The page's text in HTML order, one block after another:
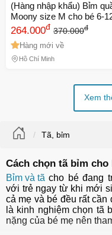
(Hàng nhập khẩu) Bỉm
Moony size M cho bé 6-
264.000đ 370.000đ
Hàng mới về
Hồ Chí Minh
Xem
Tã, bỉm
Cách chọn tã bỉm
Bỉm và tã cho bé đang
với trẻ ngay từ khi mới
cả mẹ và bé đều rất
là kinh nghiệm chọn tã
nặng của bé mẹ nên